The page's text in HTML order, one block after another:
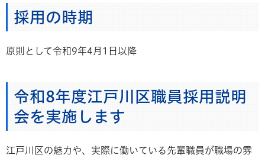
採用の時期
原則として令和9年4月1日以降
令和8年度江戸川区職員採用説明
会を実施します
江戸川区の魅力や、実際に働いている先輩職員が職場の雰